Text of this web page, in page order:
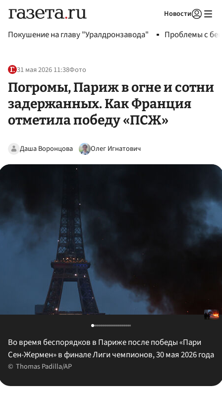
Новости
Покушение на главу "Уралдронзавода" Проблемы с
31 мая 2026 11:38Фото
Погромы, Париж в огне и сотни
задержанных. Как Франция
отметила победу «ПСЖ»
Даша Воронцова Олег Игнатович
Во время беспорядков в Париже после победы «Пари
Сен-Жермен» в финале Лиги чемпионов, 30 мая 2026 года
Thomas Padilla/AP